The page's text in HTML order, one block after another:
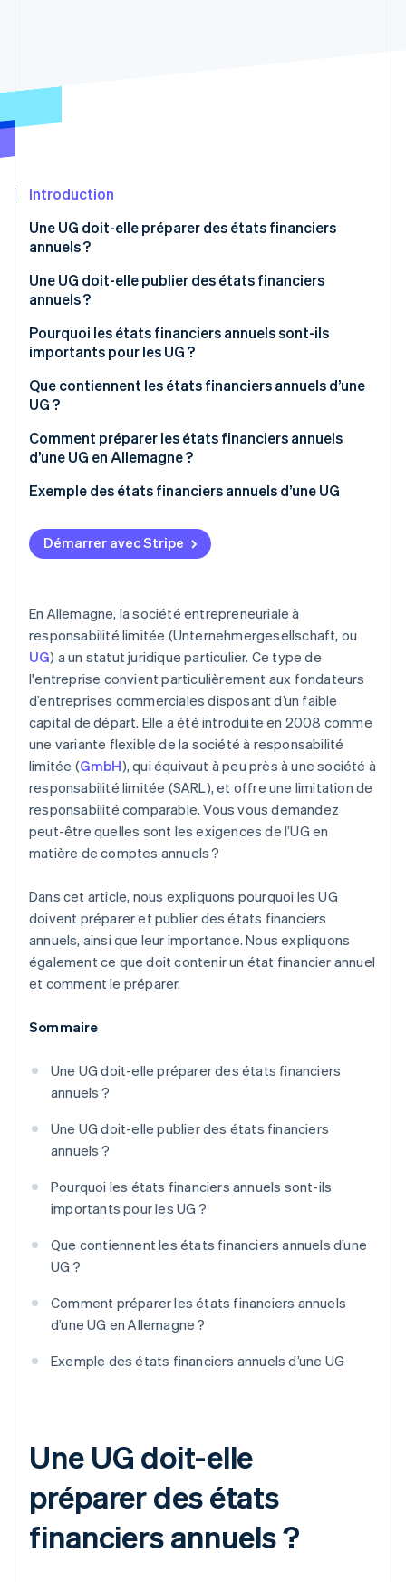
Atlas
Climate
Vérification de l'identité
Stripe Sessions 2026
Regarder la vidéo
Introduction
Une UG doit-elle préparer des états financiers
annuels ?
Une UG doit-elle publier des états financiers
annuels ?
Pourquoi les états financiers annuels sont-ils
importants pour les UG ?
Que contiennent les états financiers annuels d’une
UG ?
Autres documents :
Comment préparer les états financiers annuels
d’une UG en Allemagne ?
Exemple des états financiers annuels d’une UG
Exemple de compte de résultat
Exemple de bilan
Démarrer avec Stripe
En Allemagne, la société entrepreneuriale à
responsabilité limitée (Unternehmergesellschaft, ou
UG) a un statut juridique particulier. Ce type de
l'entreprise convient particulièrement aux fondateurs
d’entreprises commerciales disposant d’un faible
capital de départ. Elle a été introduite en 2008 comme
une variante flexible de la société à responsabilité
limitée (GmbH), qui équivaut à peu près à une société à
responsabilité limitée (SARL), et offre une limitation de
responsabilité comparable. Vous vous demandez
peut-être quelles sont les exigences de l’UG en
matière de comptes annuels ?
Dans cet article, nous expliquons pourquoi les UG
doivent préparer et publier des états financiers
annuels, ainsi que leur importance. Nous expliquons
également ce que doit contenir un état financier annuel
et comment le préparer.
Sommaire
Une UG doit-elle préparer des états financiers
annuels ?
Une UG doit-elle publier des états financiers
annuels ?
Pourquoi les états financiers annuels sont-ils
importants pour les UG ?
Que contiennent les états financiers annuels d’une
UG ?
Comment préparer les états financiers annuels
d’une UG en Allemagne ?
Exemple des états financiers annuels d’une UG
Une UG doit-elle
préparer des états
financiers annuels ?